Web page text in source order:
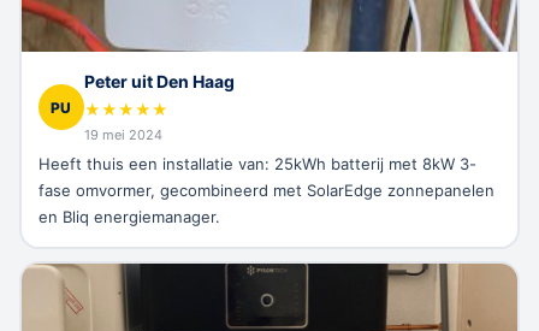
PU
Peter uit Den Haag
★★★★★
19 mei 2024
Heeft thuis een installatie van: 25kWh batterij met 8kW 3-
fase omvormer, gecombineerd met SolarEdge zonnepanelen
en Bliq energiemanager.